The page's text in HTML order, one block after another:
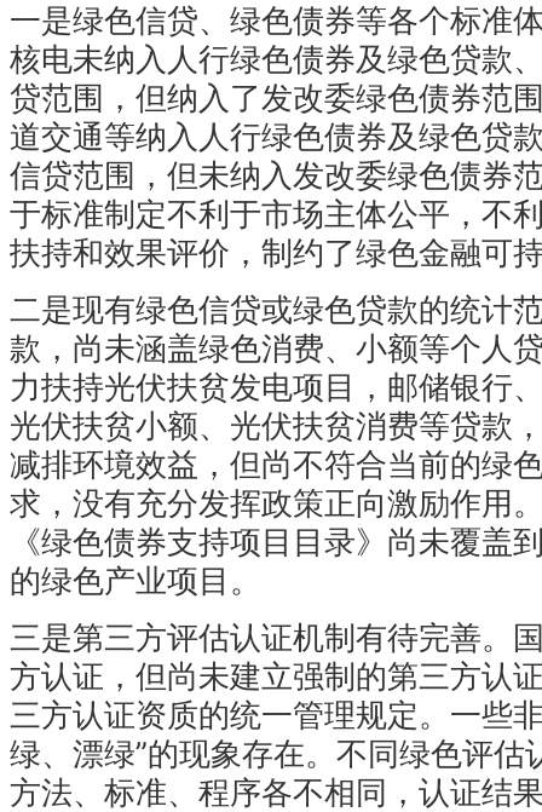
一是绿色信贷、绿色债券等各个标准
核电未纳入人行绿色债券及绿色贷款
贷范围，但纳入了发改委绿色债券范
道交通等纳入人行绿色债券及绿色贷
信贷范围，但未纳入发改委绿色债券
于标准制定不利于市场主体公平，不
扶持和效果评价，制约了绿色金融可
二是现有绿色信贷或绿色贷款的统计
款，尚未涵盖绿色消费、小额等个人
力扶持光伏扶贫发电项目，邮储银行
光伏扶贫小额、光伏扶贫消费等贷款
减排环境效益，但尚不符合当前的绿
求，没有充分发挥政策正向激励作用
《绿色债券支持项目目录》尚未覆盖
的绿色产业项目。
三是第三方评估认证机制有待完善。
方认证，但尚未建立强制的第三方认
三方认证资质的统一管理规定。一些
绿、漂绿”的现象存在。不同绿色评估
方法、标准、程序各不相同，认证结